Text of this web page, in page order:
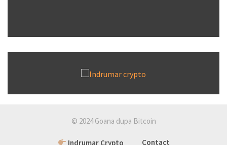
© 2024 Goana dupa Bitcoin
Indrumar Crypto Contact